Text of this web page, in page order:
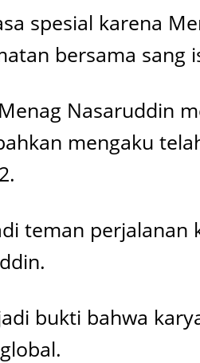
spesial karena
bersama sang
Nasaruddin
mengaku
teman
bukti bahwa